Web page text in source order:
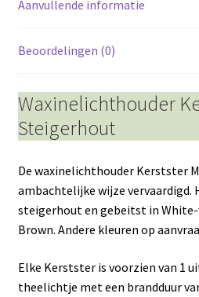
Aanvullende informatie
Beoordelingen (0)
Waxinelichthouder
Steigerhout
De waxinelichthouder Kerstster
ambachtelijke wijze vervaardigd.
steigerhout en gebeitst in White-
Brown. Andere kleuren op
Elke Kerstster is voorzien van 1
theelichtje met een brandduur